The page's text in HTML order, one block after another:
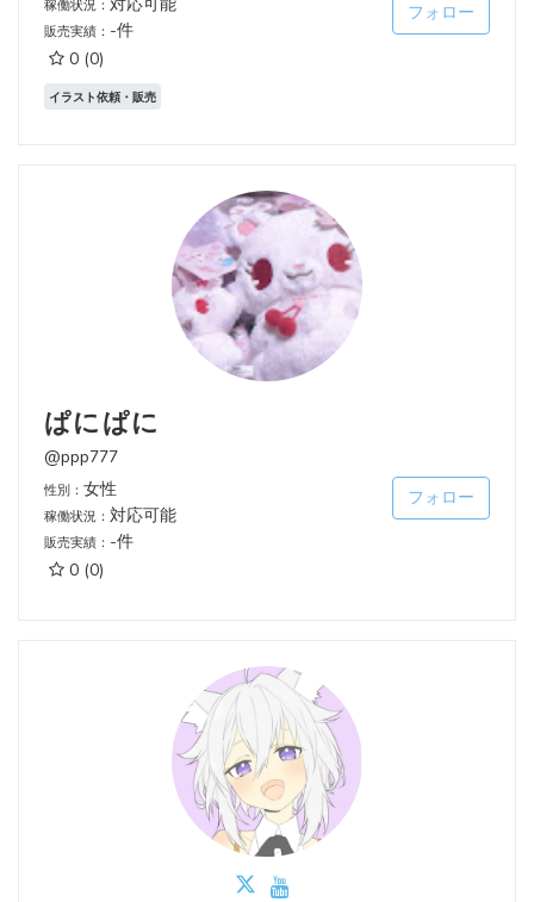
稼働状況：
販売実績： -件
0 (0)
フォロー
イラスト依頼・販売
ぱにぱに
@ppp777
性別： 女性
稼働状況： 対応可能
販売実績： -件
0 (0)
フォロー